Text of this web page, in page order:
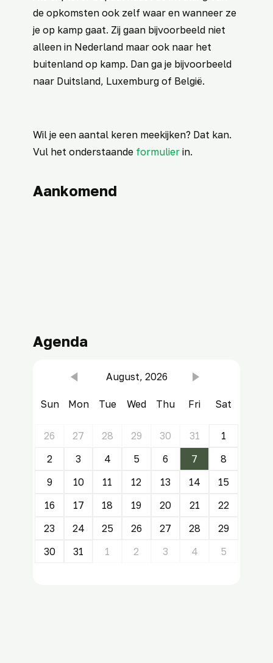
de opkomsten ook zelf waar en wanneer ze
je op kamp gaat. Zij gaan bijvoorbeeld niet
alleen in Nederland maar ook naar het
buitenland op kamp. Dan ga je bijvoorbeeld
naar Duitsland, Luxemburg of België.
Wil je een aantal keren meekijken? Dat kan.
Vul het onderstaande formulier in.
Aankomend
Agenda
August, 2026
Sun Mon Tue Wed Thu Fri Sat
26 27 28 29 30 31
1
2
3 4 5 6 7
8
9
10 11 12 13 14
15
16
17 18 19 20 21
22
23
24 25 26 27 28
29
30
31 1 2 3 4 5